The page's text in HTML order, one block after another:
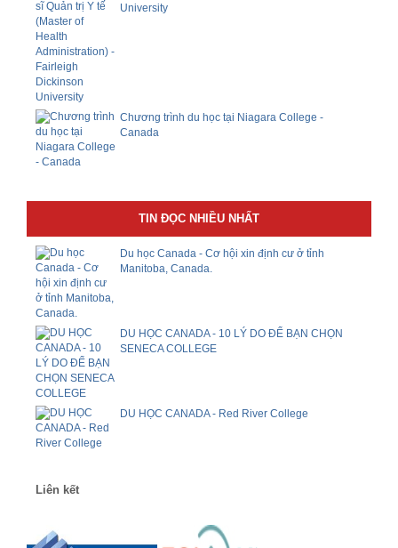
University
Chương trình du học tại Niagara College -
Canada
TIN ĐỌC NHIỀU NHẤT
Du học Canada - Cơ hội xin định cư ở tỉnh
Manitoba, Canada.
DU HỌC CANADA - 10 LÝ DO ĐỂ BẠN CHỌN
SENECA COLLEGE
DU HỌC CANADA - Red River College
Liên kết